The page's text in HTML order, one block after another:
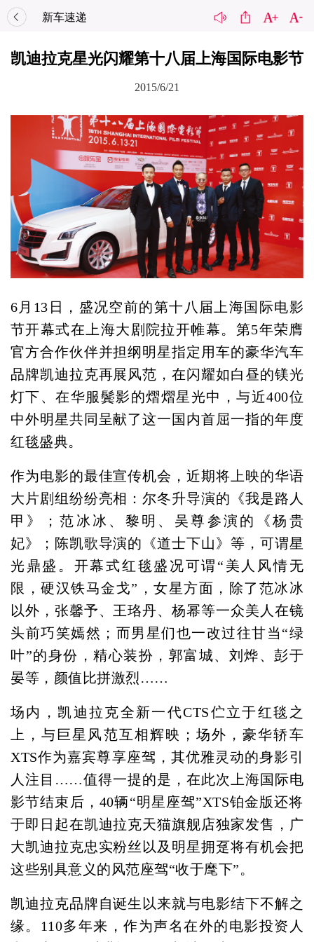
新车速递
凯迪拉克星光闪耀第十八届上海国际电影节
2015/6/21
6月13日，盛况空前的第十八届上海国际电影
节开幕式在上海大剧院拉开帷幕。第5年荣膺
官方合作伙伴并担纲明星指定用车的豪华汽车
品牌凯迪拉克再展风范，在闪耀如白昼的镁光
灯下、在华服鬓影的熠熠星光中，与近400位
中外明星共同呈献了这一国内首屈一指的年度
红毯盛典。
作为电影的最佳宣传机会，近期将上映的华语
大片剧组纷纷亮相：尔冬升导演的《我是路人
甲》；范冰冰、黎明、吴尊参演的《杨贵
妃》；陈凯歌导演的《道士下山》等，可谓星
光鼎盛。开幕式红毯盛况可谓“美人风情无
限，硬汉铁马金戈”，女星方面，除了范冰冰
以外，张馨予、王珞丹、杨幂等一众美人在镜
头前巧笑嫣然；而男星们也一改过往甘当“绿
叶”的身份，精心装扮，郭富城、刘烨、彭于
晏等，颜值比拼激烈……
场内，凯迪拉克全新一代CTS伫立于红毯之
上，与巨星风范互相辉映；场外，豪华轿车
XTS作为嘉宾尊享座驾，其优雅灵动的身影引
人注目……值得一提的是，在此次上海国际电
影节结束后，40辆“明星座驾”XTS铂金版还将
于即日起在凯迪拉克天猫旗舰店独家发售，广
大凯迪拉克忠实粉丝以及明星拥趸将有机会把
这些别具意义的风范座驾“收于麾下”。
凯迪拉克品牌自诞生以来就与电影结下不解之
缘。110多年来，作为声名在外的电影投资人